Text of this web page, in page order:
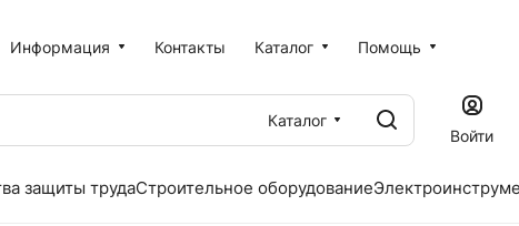
Информация Контакты Каталог Помощь
Каталог
Войти
защиты трудаСтроительное оборудование